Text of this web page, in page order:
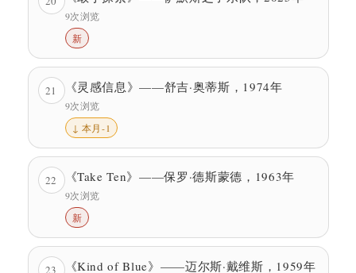
9次浏览
新
21 《灵感信息》——舒吉·奥蒂斯，1974年
9次浏览
↓ 本月-1
22 《Take Ten》——保罗·德斯蒙德，1963年
9次浏览
新
23 《Kind of Blue》——迈尔斯·戴维斯，1959年